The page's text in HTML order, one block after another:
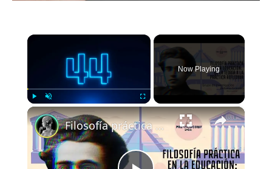
×
Unmute Fullscreen
Now Playing
×
Filosofía práctica en la educación: de la teoría a la práctica reflexiva.